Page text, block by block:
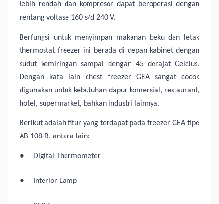
lebih rendah dan kompresor dapat beroperasi dengan
rentang voltase 160 s/d 240 V.
Berfungsi untuk menyimpan makanan beku dan letak
thermostat freezer ini berada di depan kabinet dengan
sudut kemiringan sampai dengan 45 derajat Celcius.
Dengan kata lain chest freezer GEA sangat cocok
digunakan untuk kebutuhan dapur komersial, restaurant,
hotel, supermarket, bahkan industri lainnya.
Berikut adalah fitur yang terdapat pada freezer GEA tipe
AB 108-R, antara lain:
● Digital Thermometer
● Interior Lamp